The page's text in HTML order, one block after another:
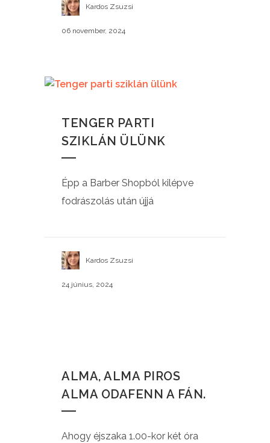
Kardos Zsuzsi
06 november, 2024
TENGER PARTI
SZIKLÁN ÜLÜNK
Épp a Barber Shopból kilépve
fodrászolás után újjá
Kardos Zsuzsi
24 június, 2024
ALMA, ALMA PIROS
ALMA ODAFENN A FÁN.
Ahogy éjszaka 1.00-kor két óra